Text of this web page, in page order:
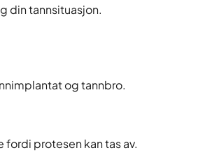
din tannsituasjon.
og tannbro.
protesen kan tas av.